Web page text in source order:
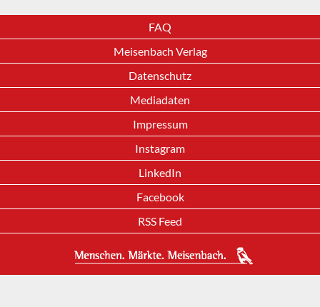
FAQ
Meisenbach Verlag
Datenschutz
Mediadaten
Impressum
Instagram
LinkedIn
Facebook
RSS Feed